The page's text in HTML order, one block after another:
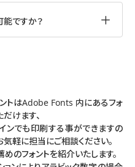
能ですか？ -
トはAdobe Fonts 内にあるフォ
けます、
ンでも印刷する事ができますの
軽に担当にご相談ください。
のフォントを紹介いたします。